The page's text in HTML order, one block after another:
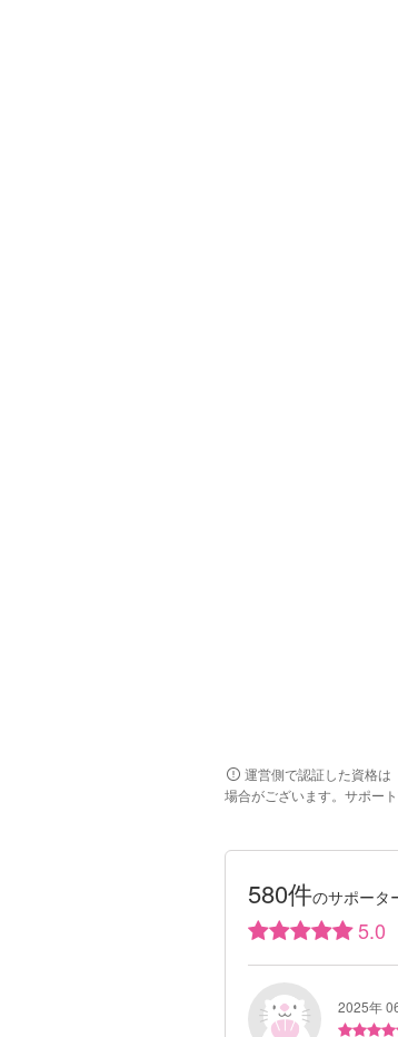
運営側で認証した資格は
場合がございます。サポー
580件のサポータ
5.0
2025年